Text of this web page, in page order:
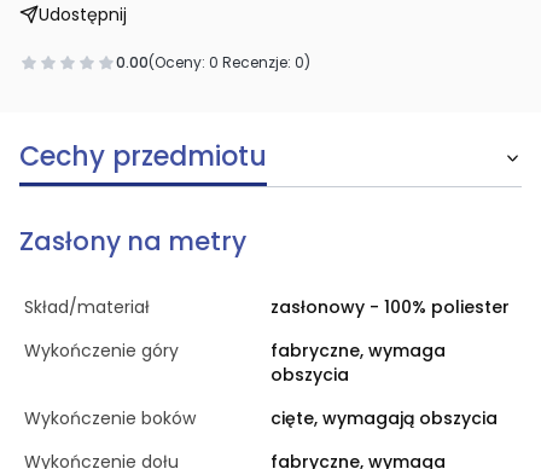
Udostępnij
0.00(Oceny: 0 Recenzje: 0)
Cechy przedmiotu
Zasłony na metry
Skład/materiał
zasłonowy - 100% poliester
Wykończenie góry
fabryczne, wymaga
obszycia
Wykończenie boków
cięte, wymagają obszycia
Wykończenie dołu
fabryczne, wymaga